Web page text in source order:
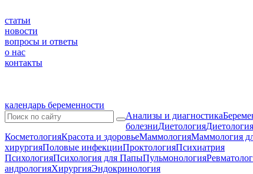
статьи
новости
вопросы и ответы
о нас
контакты
календарь беременности
Анализы и диагностика
болезниДиетология
КосметологияКрасота и здоровьеМаммологияМаммология
хирургияПоловые инфекцииПроктологияПсихиатрия
ПсихологияПсихология для ПапыПульмонология
андрологияХирургияЭндокринология